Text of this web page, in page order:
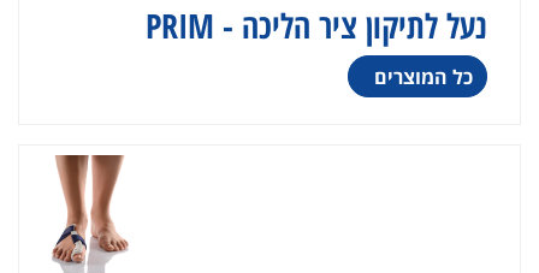
נעל לתיקון ציר הליכה - PRIM
כל המוצרים